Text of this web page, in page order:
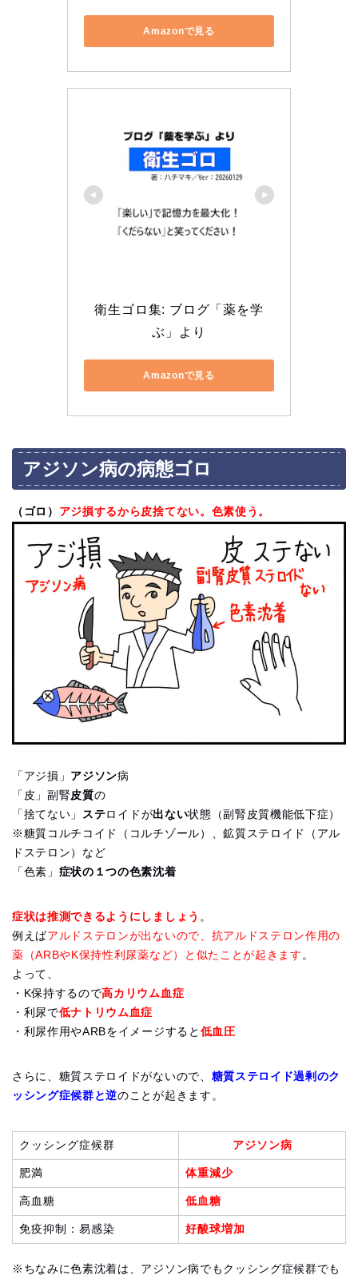
Amazonで見る
衛生ゴロ集: ブログ「薬を学
ぶ」より
Amazonで見る
アジソン病の病態ゴロ
（ゴロ） アジ損するから皮捨てない。色素使う。
「アジ損」 アジソン病
「皮」副腎 皮質の
「捨てない」
ステロイドが出ない状態（副腎皮質機能低下症）
※糖質コルチコイド（コルチゾール）、鉱質ステロイド（アル
ドステロン）など
「色素」 症状の１つの色素沈着
症状は推測できるようにしましょう 。
例えばアルドステロンが出ないので、抗アルドステロン作用の
薬（ARBやK保持性利尿薬など）と似たことが起きます 。
よって、
・K保持するので高カリウム血症
・利尿で低ナトリウム血症
・利尿作用やARBをイメージすると 低血圧
さらに、糖質ステロイドがないので、 糖質ステロイド過剰のク
ッシング症候群と逆のことが起きます。
クッシング症候群 アジソン病
肥満 体重減少
高血糖 低血糖
免疫抑制：易感染 好酸球増加
※ちなみに色素沈着は、アジソン病でもクッシング症候群でも